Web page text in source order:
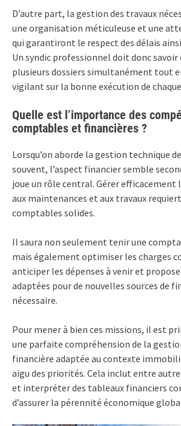
D’autre part, la gestion des travaux
une organisation méticuleuse et une
qui garantiront le respect des délais
Un syndic professionnel doit donc
plusieurs dossiers simultanément tout
vigilant sur la bonne exécution de
Quelle est l’importance des
comptables et financières ?
Lorsqu’on aborde la gestion technique
souvent, l’aspect financier semble
joue un rôle central. Gérer efficacement
aux maintenances et aux travaux
comptables solides.
Il saura non seulement tenir une
mais également optimiser les charges
anticiper les dépenses à venir et
adaptées pour de nouvelles sources de
nécessaire.
Pour mener à bien ces missions, il est
une parfaite compréhension de la
financière adaptée au contexte
aigu des priorités. Cela inclut entre
et interpréter des tableaux financiers
d’assurer la pérennité économique